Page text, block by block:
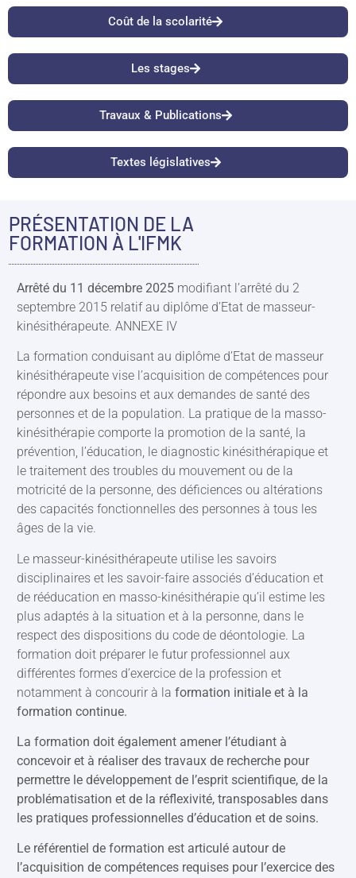
Coût de la scolarité
Les stages
Travaux & Publications
Textes législatives
PRÉSENTATION DE LA
FORMATION À L'IFMK
Arrêté du 11 décembre 2025 modifiant l’arrêté du 2
septembre 2015 relatif au diplôme d’Etat de masseur-
kinésithérapeute. ANNEXE IV
La formation conduisant au diplôme d’Etat de masseur
kinésithérapeute vise l’acquisition de compétences pour
répondre aux besoins et aux demandes de santé des
personnes et de la population. La pratique de la masso-
kinésithérapie comporte la promotion de la santé, la
prévention, l’éducation, le diagnostic kinésithérapique et
le traitement des troubles du mouvement ou de la
motricité de la personne, des déficiences ou altérations
des capacités fonctionnelles des personnes à tous les
âges de la vie.
Le masseur-kinésithérapeute utilise les savoirs
disciplinaires et les savoir-faire associés d’éducation et
de rééducation en masso-kinésithérapie qu’il estime les
plus adaptés à la situation et à la personne, dans le
respect des dispositions du code de déontologie. La
formation doit préparer le futur professionnel aux
différentes formes d’exercice de la profession et
notamment à concourir à laformation initiale et à la
formation continue.
La formation doit également amener l’étudiant à
concevoir et à réaliser des travaux de recherche pour
permettre le développement de l’esprit scientifique, de la
problématisation et de la réflexivité, transposables dans
les pratiques professionnelles d’éducation et de soins.
Le référentiel de formation est articulé autour de
l’acquisition de compétences requises pour l’exercice des